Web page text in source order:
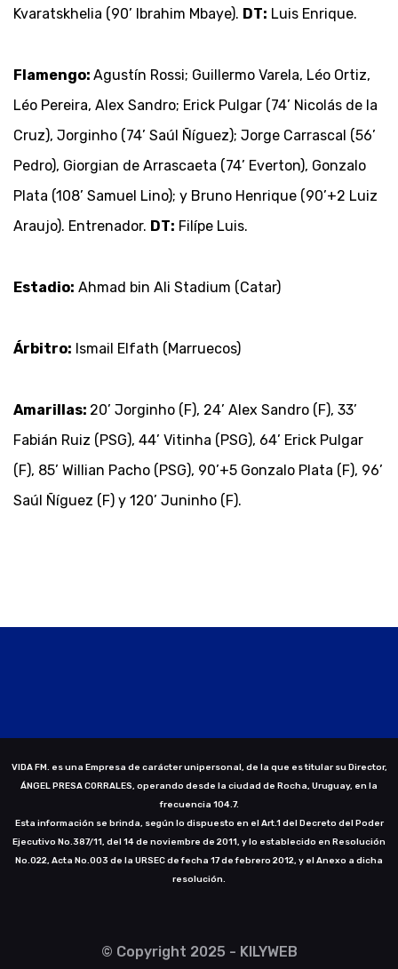
Kvaratskhelia (90’ Ibrahim Mbaye). DT: Luis Enrique.
Flamengo: Agustín Rossi; Guillermo Varela, Léo Ortiz,
Léo Pereira, Alex Sandro; Erick Pulgar (74’ Nicolás de la
Cruz), Jorginho (74’ Saúl Ñíguez); Jorge Carrascal (56’
Pedro), Giorgian de Arrascaeta (74’ Everton), Gonzalo
Plata (108’ Samuel Lino); y Bruno Henrique (90’+2 Luiz
Araujo). Entrenador. DT: Filípe Luis.
Estadio: Ahmad bin Ali Stadium (Catar)
Árbitro: Ismail Elfath (Marruecos)
Amarillas: 20’ Jorginho (F), 24’ Alex Sandro (F), 33’
Fabián Ruiz (PSG), 44’ Vitinha (PSG), 64’ Erick Pulgar
(F), 85’ Willian Pacho (PSG), 90’+5 Gonzalo Plata (F), 96’
Saúl Ñíguez (F) y 120’ Juninho (F).
VIDA FM. es una Empresa de carácter unipersonal, de la que es titular su Director,
ÁNGEL PRESA CORRALES, operando desde la ciudad de Rocha, Uruguay, en la
frecuencia 104.7.
Esta información se brinda, según lo dispuesto en el Art.1 del Decreto del Poder
Ejecutivo No.387/11, del 14 de noviembre de 2011, y lo establecido en Resolución
No.022, Acta No.003 de la URSEC de fecha 17 de febrero 2012, y el Anexo a dicha
resolución.
© Copyright 2025 - KILYWEB